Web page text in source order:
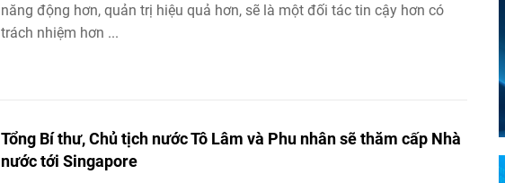
năng động hơn, quản trị hiệu quả hơn, sẽ là một đối tác tin cậy hơn có
trách nhiệm hơn ...
Tổng Bí thư, Chủ tịch nước Tô Lâm và Phu nhân sẽ thăm cấp Nhà
nước tới Singapore